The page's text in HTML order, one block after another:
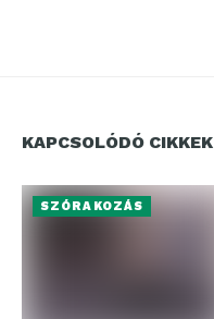
KAPCSOLÓDÓ CIKKEK
SZÓRAKOZÁS